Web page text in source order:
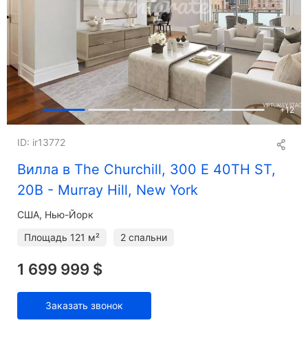
+12
Вилла в The Churchill, 300 E 40TH ST,
20B - Murray Hill, New York
ID: ir13772
США, Нью-Йорк
Площадь 121 м² 2 спальни
1 699 999 $
Заказать звонок